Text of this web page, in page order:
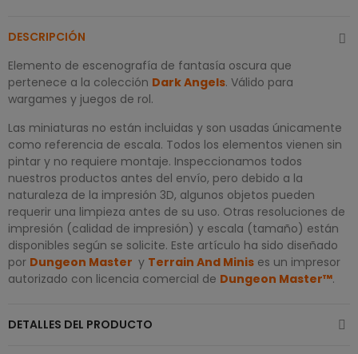
DESCRIPCIÓN
Elemento de escenografía de fantasía oscura que
pertenece a la colección Dark Angels. Válido para
wargames y juegos de rol.
Las miniaturas no están incluidas y son usadas únicamente
como referencia de escala. Todos los elementos vienen sin
pintar y no requiere montaje. Inspeccionamos todos
nuestros productos antes del envío, pero debido a la
naturaleza de la impresión 3D, algunos objetos pueden
requerir una limpieza antes de su uso. Otras resoluciones de
impresión (calidad de impresión) y escala (tamaño) están
disponibles según se solicite. Este artículo ha sido diseñado
por Dungeon Master y Terrain And Minis es un impresor
autorizado con licencia comercial de Dungeon Master™.
DETALLES DEL PRODUCTO